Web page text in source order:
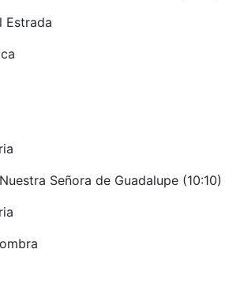
Estrada
Señora de Guadalupe (10:10)